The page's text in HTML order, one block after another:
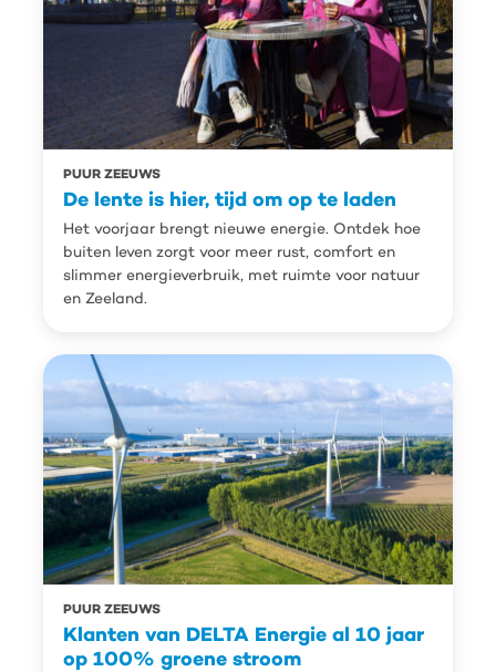
PUUR ZEEUWS
De lente is hier, tijd om op te laden
Het voorjaar brengt nieuwe energie. Ontdek hoe
buiten leven zorgt voor meer rust, comfort en
slimmer energieverbruik, met ruimte voor natuur
en Zeeland.
PUUR ZEEUWS
Klanten van DELTA Energie al 10 jaar
op 100% groene stroom